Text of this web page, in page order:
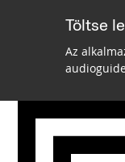
Töltse
Az